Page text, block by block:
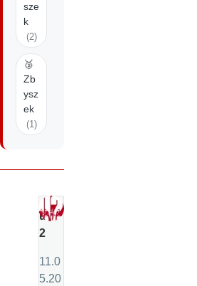
sze
k
(2)
🥉
Zb
ysz
ek
(1)
u
2
11.0
5.20